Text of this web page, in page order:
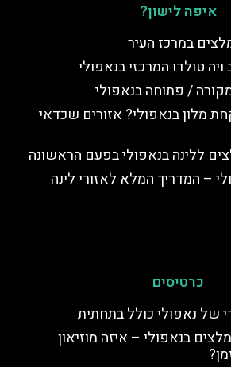
איפה לישון?
במרכז העיר
ויה טולדו המרכזי בנאפולי
/ פתוחה בנאפולי
מלון בנאפולי? אזורים שכדאי
ללינה בנאפולי בפעם הראשונה
– המדריך המלא לאזורי לינה
כרטיסים
של נאפולי כולל בתחתית
בנאפולי – איזה מוזיאון